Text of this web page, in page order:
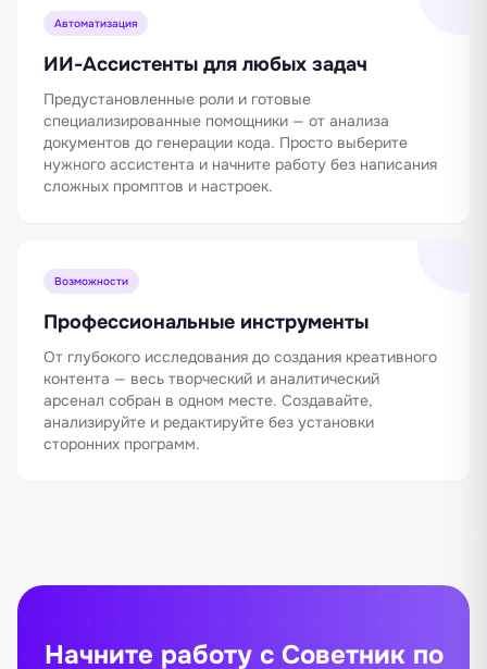
Автоматизация
ИИ-Ассистенты для любых задач
Предустановленные роли и готовые
специализированные помощники — от анализа
документов до генерации кода. Просто выберите
нужного ассистента и начните работу без написания
сложных промптов и настроек.
Возможности
Профессиональные инструменты
От глубокого исследования до создания креативного
контента — весь творческий и аналитический
арсенал собран в одном месте. Создавайте,
анализируйте и редактируйте без установки
сторонних программ.
Начните работу с Советник по